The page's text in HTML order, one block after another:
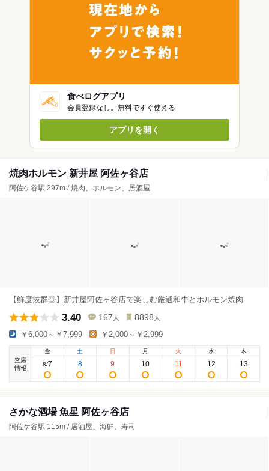
食べログアプリ
会員登録なし。無料ですぐ使える
アプリを開く
焼肉ホルモン 新井屋 阿佐ヶ谷店
阿佐ケ谷駅 297m / 焼肉、ホルモン、居酒屋
【鮮度抜群◎】新井屋阿佐ヶ谷店で楽しむ厳選和牛とホルモン焼肉
3.40 167 人 8898 人
￥6,000～￥7,999 ￥2,000～￥2,999
空席
情報
金
8/7
土
8
日
9
月
10
火
11
水
12
木
13
さかな酒場 魚星 阿佐ヶ谷店
阿佐ケ谷駅 115m / 居酒屋、海鮮、寿司